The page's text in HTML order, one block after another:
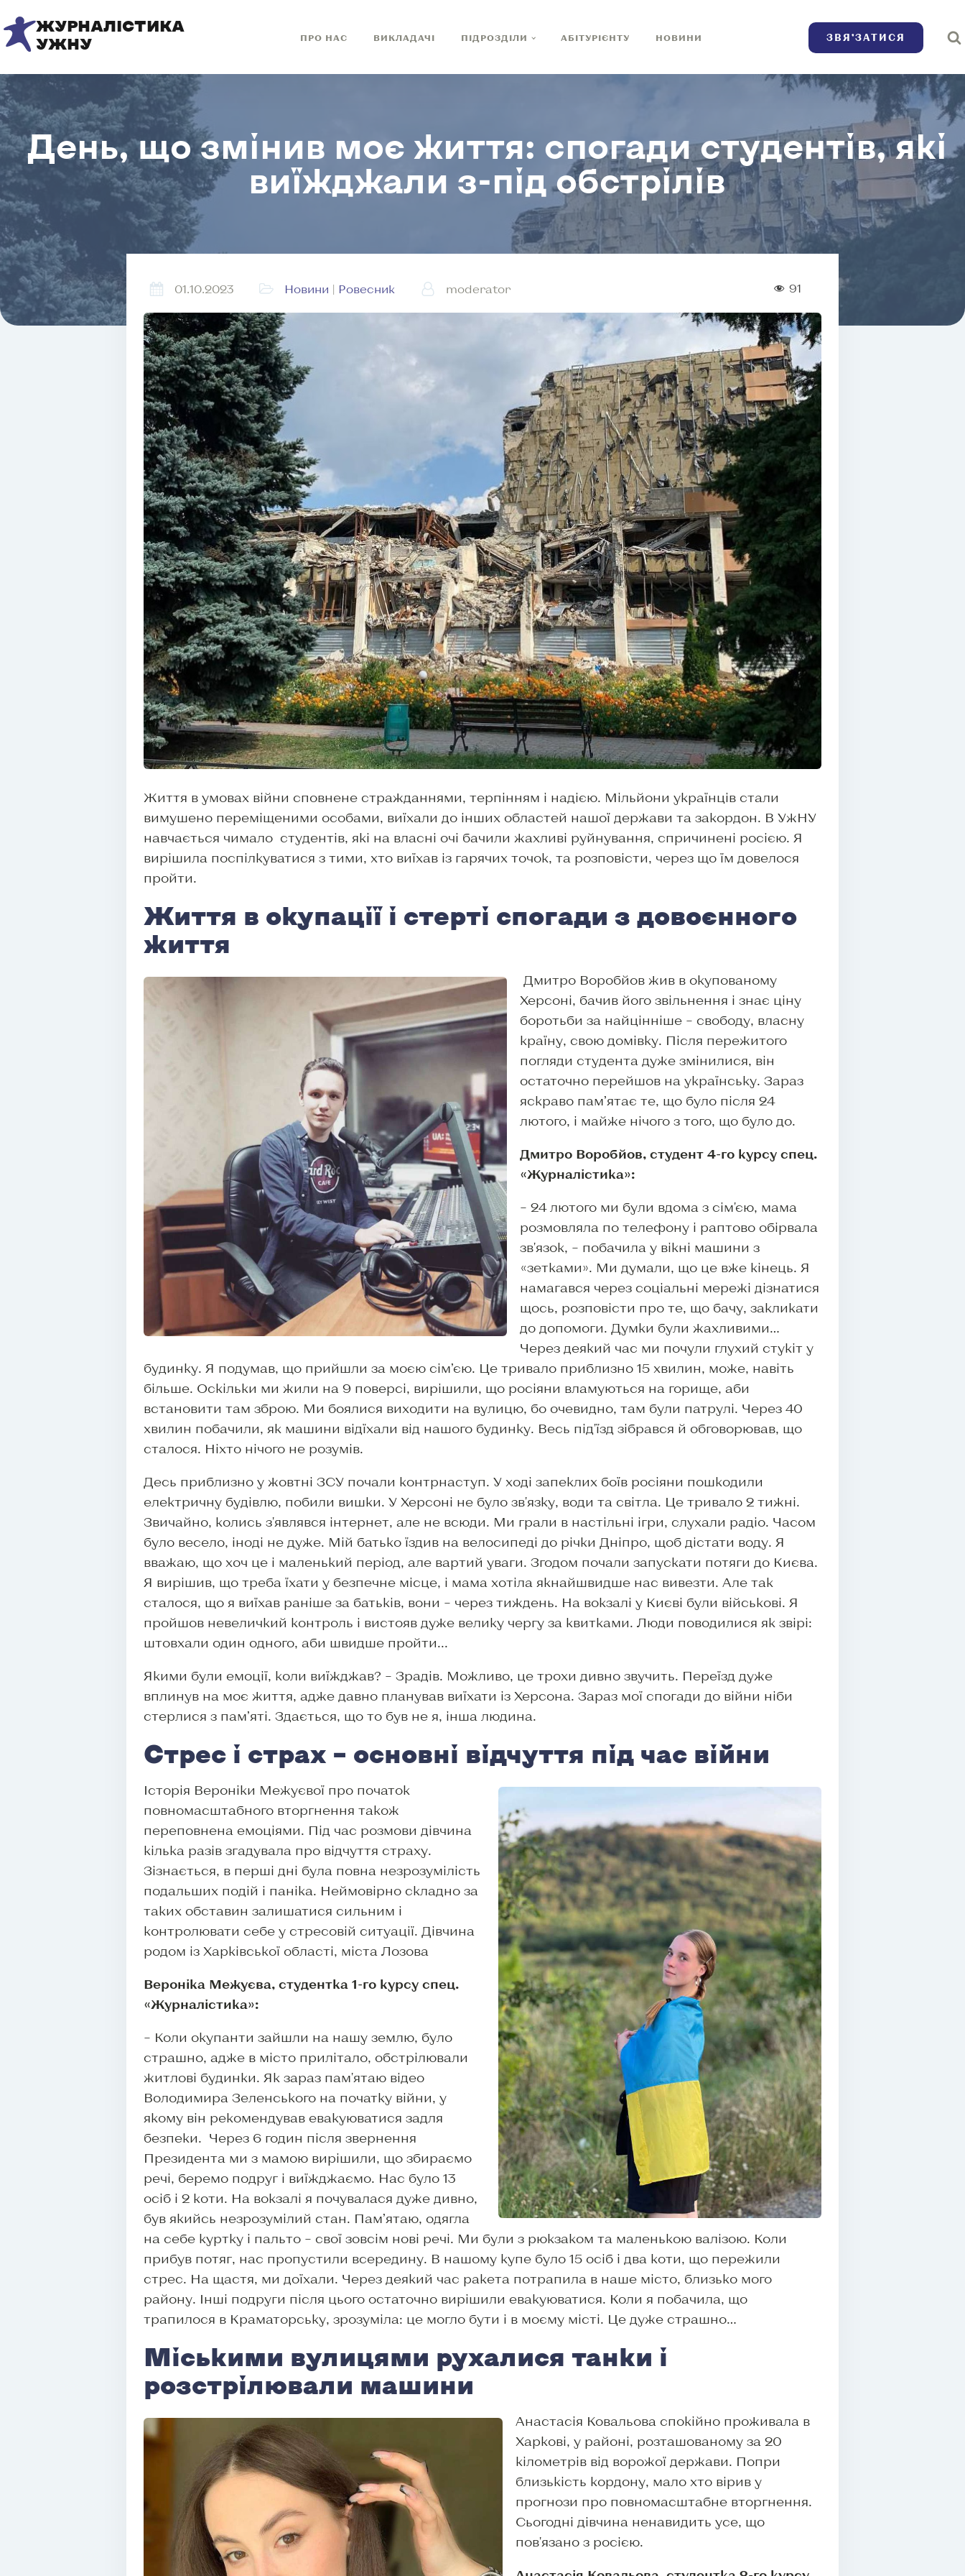
ЖУРНАЛІСТИКА
УЖНУ
ПРО НАС ВИКЛАДАЧІ ПІДРОЗДІЛИ АБІТУРІЄНТУ НОВИНИ ЗВЯ’ЗАТИСЯ
День, що змінив моє життя: спогади студентів, які
виїжджали з-під обстрілів
01.10.2023 Новини | Ровесник moderator 91
Життя в умовах війни сповнене стражданнями, терпінням і надією. Мільйони українців стали
вимушено переміщеними особами, виїхали до інших областей нашої держави та закордон. В УжНУ
навчається чимало студентів, які на власні очі бачили жахливі руйнування, спричинені росією. Я
вирішила поспілкуватися з тими, хто виїхав із гарячих точок, та розповісти, через що їм довелося
пройти.
Життя в окупації і стерті спогади з довоєнного
життя
Дмитро Воробйов жив в окупованому
Херсоні, бачив його звільнення і знає ціну
боротьби за найцінніше – свободу, власну
країну, свою домівку. Після пережитого
погляди студента дуже змінилися, він
остаточно перейшов на українську. Зараз
яскраво пам’ятає те, що було після 24
лютого, і майже нічого з того, що було до.
Дмитро Воробйов, студент 4-го курсу спец.
«Журналістика»:
– 24 лютого ми були вдома з сім'єю, мама
розмовляла по телефону і раптово обірвала
зв'язок, – побачила у вікні машини з
«зетками». Ми думали, що це вже кінець. Я
намагався через соціальні мережі дізнатися
щось, розповісти про те, що бачу, закликати
до допомоги. Думки були жахливими…
Через деякий час ми почули глухий стукіт у
будинку. Я подумав, що прийшли за моєю сім’єю. Це тривало приблизно 15 хвилин, може, навіть
більше. Оскільки ми жили на 9 поверсі, вирішили, що росіяни вламуються на горище, аби
встановити там зброю. Ми боялися виходити на вулицю, бо очевидно, там були патрулі. Через 40
хвилин побачили, як машини відїхали від нашого будинку. Весь під'їзд зібрався й обговорював, що
сталося. Ніхто нічого не розумів.
Десь приблизно у жовтні ЗСУ почали контрнаступ. У ході запеклих боїв росіяни пошкодили
електричну будівлю, побили вишки. У Херсоні не було зв'язку, води та світла. Це тривало 2 тижні.
Звичайно, колись з'являвся інтернет, але не всюди. Ми грали в настільні ігри, слухали радіо. Часом
було весело, іноді не дуже. Мій батько їздив на велосипеді до річки Дніпро, щоб дістати воду. Я
вважаю, що хоч це і маленький період, але вартий уваги. Згодом почали запускати потяги до Києва.
Я вирішив, що треба їхати у безпечне місце, і мама хотіла якнайшвидше нас вивезти. Але так
сталося, що я виїхав раніше за батьків, вони – через тиждень. На вокзалі у Києві були військові. Я
пройшов невеличкий контроль і вистояв дуже велику чергу за квитками. Люди поводилися як звірі:
штовхали один одного, аби швидше пройти...
Якими були емоції, коли виїжджав? – Зрадів. Можливо, це трохи дивно звучить. Переїзд дуже
вплинув на моє життя, адже давно планував виїхати із Херсона. Зараз мої спогади до війни ніби
стерлися з пам’яті. Здається, що то був не я, інша людина.
Стрес і страх – основні відчуття під час війни
Історія Вероніки Межуєвої про початок
повномасштабного вторгнення також
переповнена емоціями. Під час розмови дівчина
кілька разів згадувала про відчуття страху.
Зізнається, в перші дні була повна незрозумілість
подальших подій і паніка. Неймовірно складно за
таких обставин залишатися сильним і
контролювати себе у стресовій ситуації. Дівчина
родом із Харківської області, міста Лозова
Вероніка Межуєва, студентка 1-го курсу спец.
«Журналістика»:
– Коли окупанти зайшли на нашу землю, було
страшно, адже в місто прилітало, обстрілювали
житлові будинки. Як зараз пам'ятаю відео
Володимира Зеленського на початку війни, у
якому він рекомендував евакуюватися задля
безпеки. Через 6 годин після звернення
Президента ми з мамою вирішили, що збираємо
речі, беремо подруг і виїжджаємо. Нас було 13
осіб і 2 коти. На вокзалі я почувалася дуже дивно,
був якийсь незрозумілий стан. Пам’ятаю, одягла
на себе куртку і пальто – свої зовсім нові речі. Ми були з рюкзаком та маленькою валізою. Коли
прибув потяг, нас пропустили всередину. В нашому купе було 15 осіб і два коти, що пережили
стрес. На щастя, ми доїхали. Через деякий час ракета потрапила в наше місто, близько мого
району. Інші подруги після цього остаточно вирішили евакуюватися. Коли я побачила, що
трапилося в Краматорську, зрозуміла: це могло бути і в моєму місті. Це дуже страшно…
Міськими вулицями рухалися танки і
розстрілювали машини
Анастасія Ковальова спокійно проживала в
Харкові, у районі, розташованому за 20
кілометрів від ворожої держави. Попри
близькість кордону, мало хто вірив у
прогнози про повномасштабне вторгнення.
Сьогодні дівчина ненавидить усе, що
пов'язано з росією.